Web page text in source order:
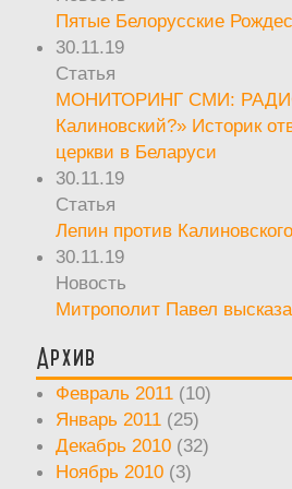
Пятые Белорусские
30.11.19
Статья
МОНИТОРИНГ СМИ:
Калиновский?» Историк
церкви в Беларуси
30.11.19
Статья
Лепин против
30.11.19
Новость
Митрополит Павел
Архив
Февраль 2011 (10)
Январь 2011 (25)
Декабрь 2010 (32)
Ноябрь 2010 (3)